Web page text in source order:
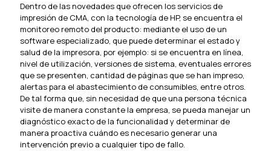
Dentro de las novedades que ofrecen los servicios de
impresión de CMA, con la tecnología de HP, se encuentra el
monitoreo remoto del producto: mediante el uso de un
software especializado, que puede determinar el estado y
salud de la impresora, por ejemplo: si se encuentra en línea,
nivel de utilización, versiones de sistema, eventuales errores
que se presenten, cantidad de páginas que se han impreso,
alertas para el abastecimiento de consumibles, entre otros.
De tal forma que, sin necesidad de que una persona técnica
visite de manera constante la empresa, se pueda manejar un
diagnóstico exacto de la funcionalidad y determinar de
manera proactiva cuándo es necesario generar una
intervención previo a cualquier tipo de fallo.